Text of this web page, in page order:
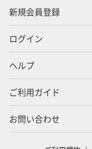
新規会員登録
ログイン
ヘルプ
ご利用ガイド
お問い合わせ